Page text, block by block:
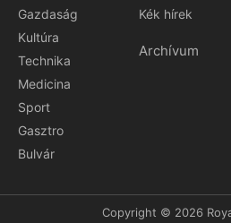
Gazdaság
Kultúra
Technika
Medicina
Sport
Gasztro
Bulvár
Kék hírek
Archívum
Copyright © 2026